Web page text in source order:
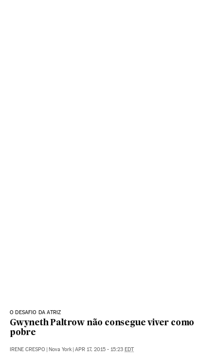
O DESAFIO DA ATRIZ
Gwyneth Paltrow não consegue viver como
pobre
IRENE CRESPO | Nova York | APR 17, 2015 - 15:23 EDT